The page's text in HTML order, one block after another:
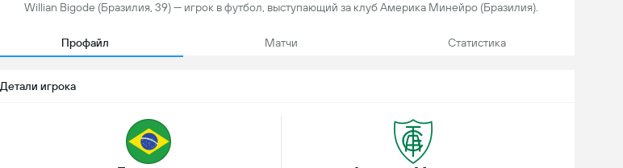
Willian Bigode (Бразилия, 39) — игрок в футбол, выступающий за клуб Америка Минейро (Бразилия).
Профайл Матчи Статистика
Детали игрока